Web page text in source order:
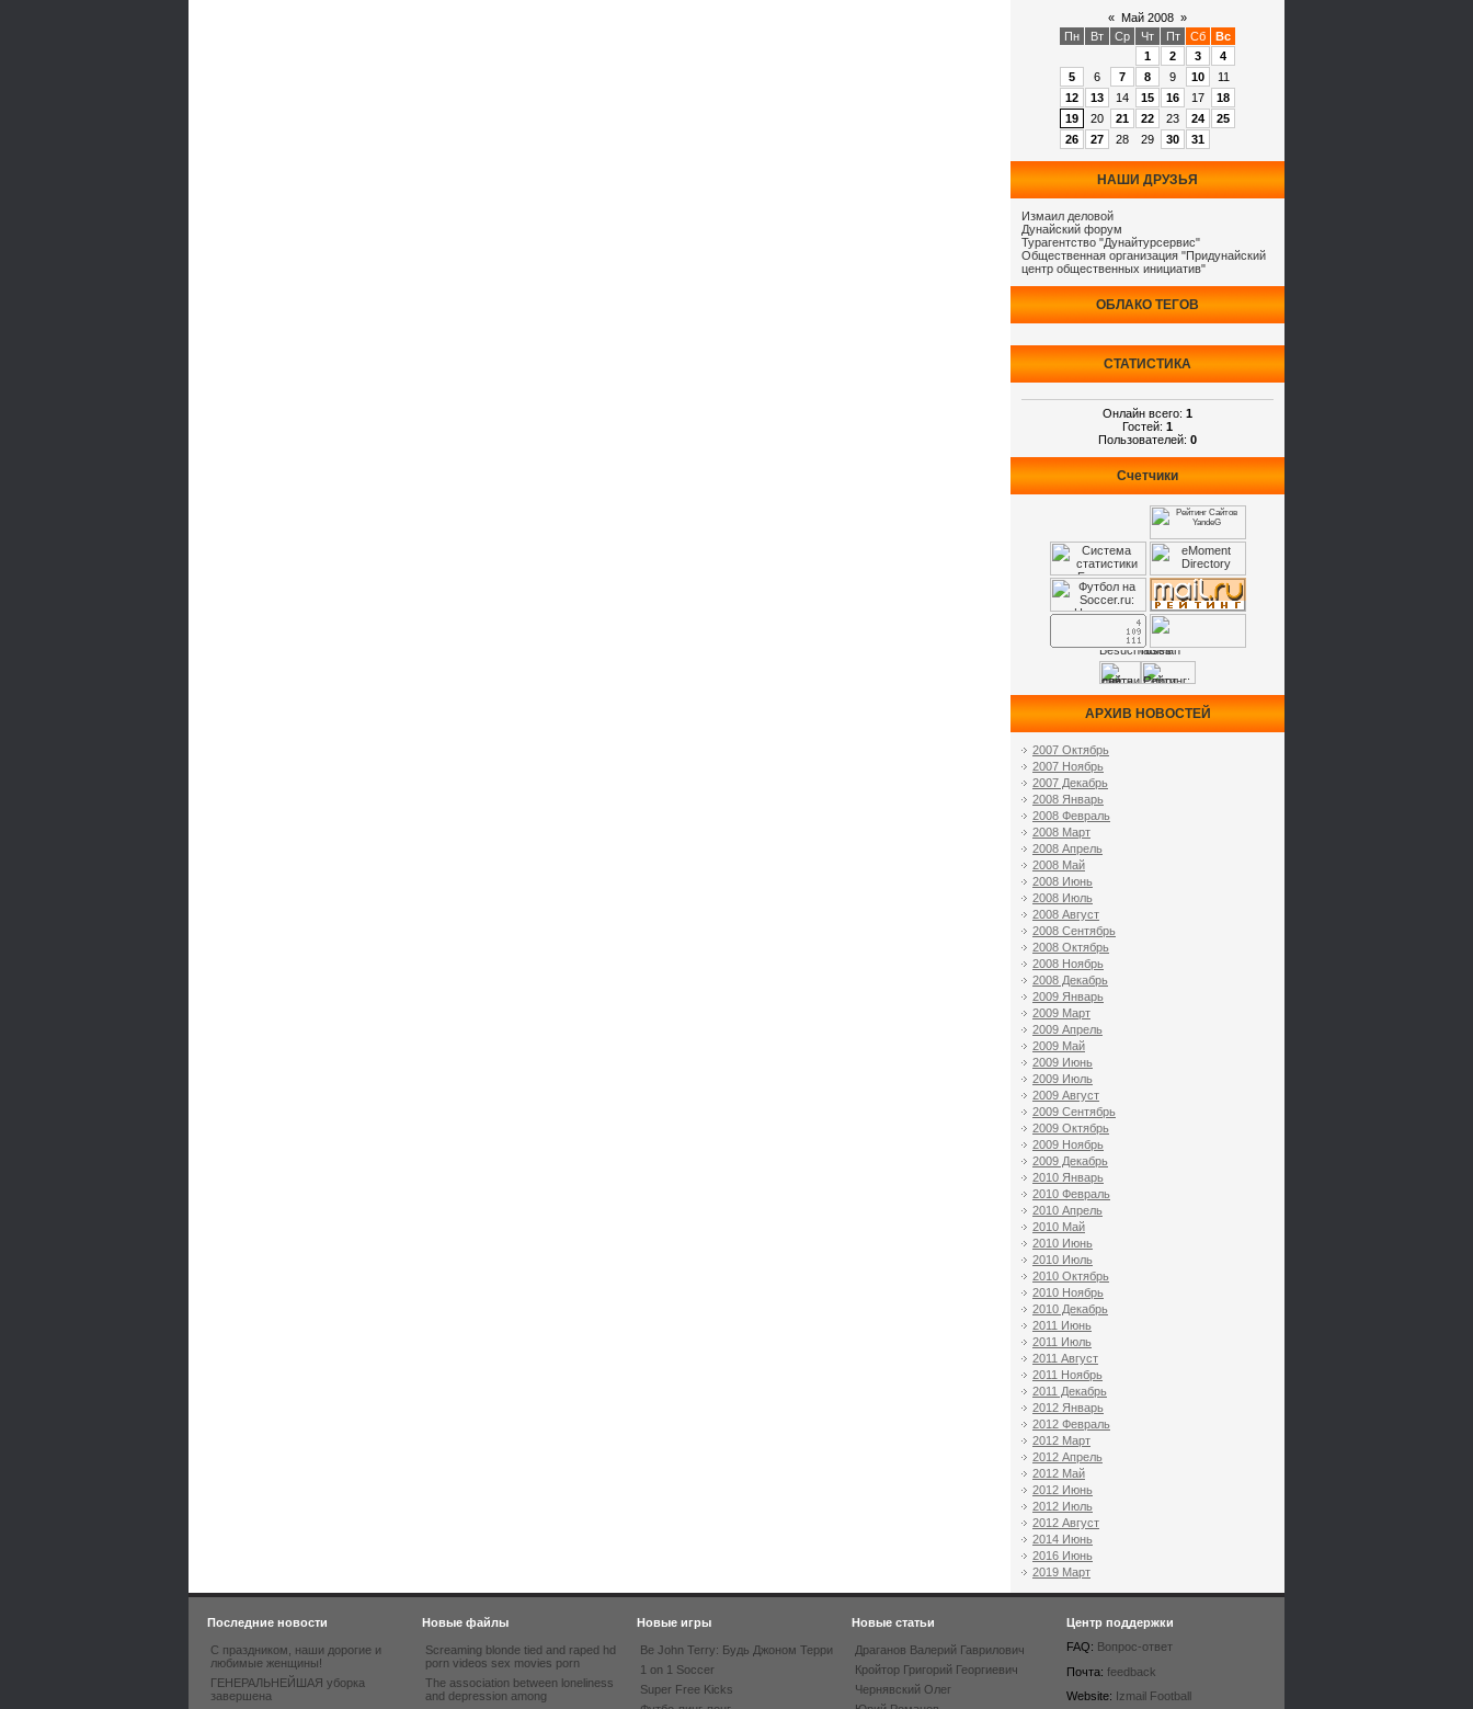
« Май 2008 »
Пн
Вт Ср Чт Пт Сб
Вс
1
2 3
4
5
6 7 8 9 10
11
12
13 14 15 16 17
18
19
20 21 22 23 24
25
26
27 28 29 30 31
НАШИ ДРУЗЬЯ
Измаил деловой
Дунайский форум
Турагентство "Дунайтурсервис"
Общественная организация "Придунайский
центр общественных инициатив"
ОБЛАКО ТЕГОВ
СТАТИСТИКА
Онлайн всего: 1
Гостей: 1
Пользователей: 0
Счетчики
АРХИВ НОВОСТЕЙ
2007 Октябрь
2007 Ноябрь
2007 Декабрь
2008 Январь
2008 Февраль
2008 Март
2008 Апрель
2008 Май
2008 Июнь
2008 Июль
2008 Август
2008 Сентябрь
2008 Октябрь
2008 Ноябрь
2008 Декабрь
2009 Январь
2009 Март
2009 Апрель
2009 Май
2009 Июнь
2009 Июль
2009 Август
2009 Сентябрь
2009 Октябрь
2009 Ноябрь
2009 Декабрь
2010 Январь
2010 Февраль
2010 Апрель
2010 Май
2010 Июнь
2010 Июль
2010 Октябрь
2010 Ноябрь
2010 Декабрь
2011 Июнь
2011 Июль
2011 Август
2011 Ноябрь
2011 Декабрь
2012 Январь
2012 Февраль
2012 Март
2012 Апрель
2012 Май
2012 Июнь
2012 Июль
2012 Август
2014 Июнь
2016 Июнь
2019 Март
Последние новости
С праздником, наши дорогие и
любимые женщины!
ГЕНЕРАЛЬНЕЙШАЯ уборка
завершена
Новые файлы
Screaming blonde tied and raped hd
porn videos sex movies porn
The association between loneliness
and depression among
Новые игры
Be John Terry: Будь Джоном Терри
1 on 1 Soccer
Super Free Kicks
Новые статьи
Драганов Валерий Гаврилович
Кройтор Григорий Георгиевич
Чернявский Олег
Центр поддержки
FAQ: Вопрос-ответ
Почта: feedback
Website:
Izmail Football